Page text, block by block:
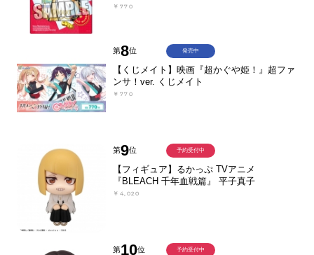
￥770
第8位
【くじメイト】映画『超かぐや姫！』超ファ
ンサ！ver. くじメイト
￥770
発売中
第9位
【フィギュア】るかっぷ TVアニメ
『BLEACH 千年血戦篇』 平子真子
￥4,020
予約受付中
第10位 予約受付中